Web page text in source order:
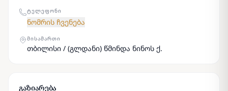
ᲢᲔᲚᲔᲤᲝᲜᲘ
ნომრის ჩვენება
ᲛᲘᲡᲐᲛᲐᲠᲗᲘ
თბილისი / (გლდანი) წმინდა ნინოს ქ.
გაზიარება